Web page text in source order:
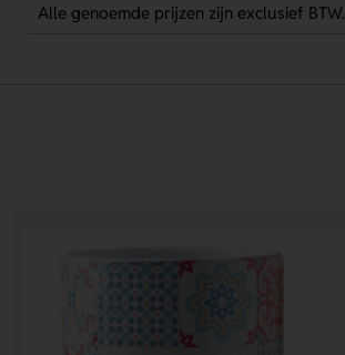
Alle genoemde prijzen zijn exclusief BTW.